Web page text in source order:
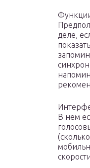
деле,
В нем